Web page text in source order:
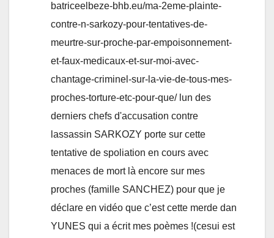
batriceelbeze-bhb.eu/ma-2eme-plainte-
contre-n-sarkozy-pour-tentatives-de-
meurtre-sur-proche-par-empoisonnement-
et-faux-medicaux-et-sur-moi-avec-
chantage-criminel-sur-la-vie-de-tous-mes-
proches-torture-etc-pour-que/ lun des
derniers chefs d'accusation contre
lassassin SARKOZY porte sur cette
tentative de spoliation en cours avec
menaces de mort là encore sur mes
proches (famille SANCHEZ) pour que je
déclare en vidéo que c’est cette merde dan
YUNES qui a écrit mes poèmes !(cesui est